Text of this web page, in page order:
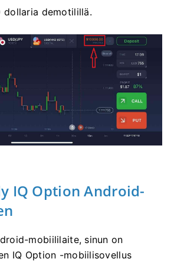
dollaria demotilillä.
IQ Option Android-
mobiililaite, sinun on
IQ Option -mobiilisovellus